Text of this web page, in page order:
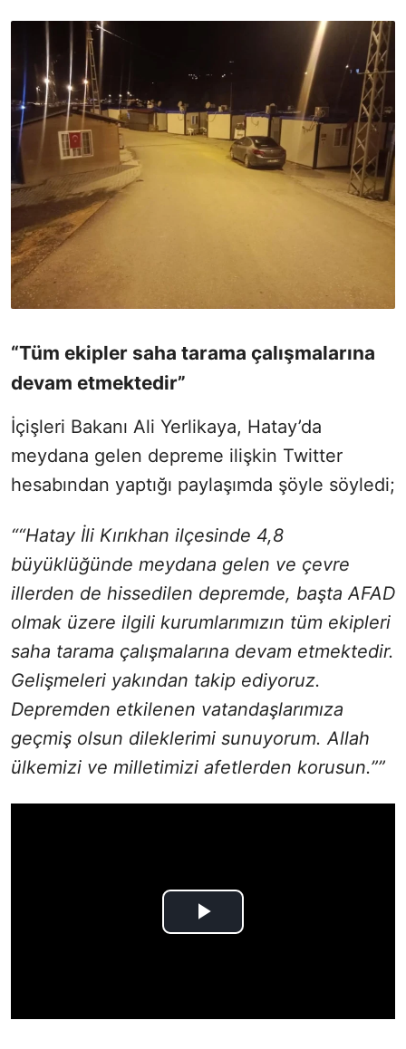
“Tüm ekipler saha tarama çalışmalarına
devam etmektedir”
İçişleri Bakanı Ali Yerlikaya, Hatay’da
meydana gelen depreme ilişkin Twitter
hesabından yaptığı paylaşımda şöyle söyledi;
““Hatay İli Kırıkhan ilçesinde 4,8
büyüklüğünde meydana gelen ve çevre
illerden de hissedilen depremde, başta AFAD
olmak üzere ilgili kurumlarımızın tüm ekipleri
saha tarama çalışmalarına devam etmektedir.
Gelişmeleri yakından takip ediyoruz.
Depremden etkilenen vatandaşlarımıza
geçmiş olsun dileklerimi sunuyorum. Allah
ülkemizi ve milletimizi afetlerden korusun.””